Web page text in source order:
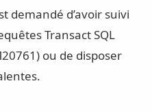
demandé d’avoir suivi
Transact SQL
ou de disposer